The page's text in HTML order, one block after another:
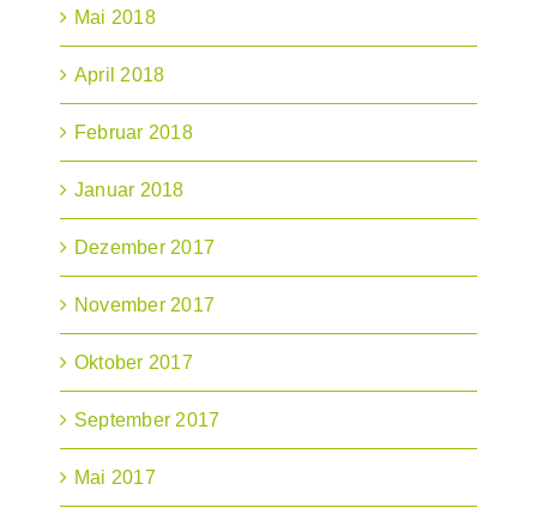
Mai 2018
April 2018
Februar 2018
Januar 2018
Dezember 2017
November 2017
Oktober 2017
September 2017
Mai 2017